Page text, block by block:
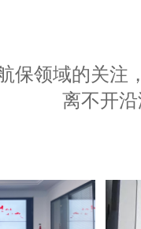
保领域的关注
离不开